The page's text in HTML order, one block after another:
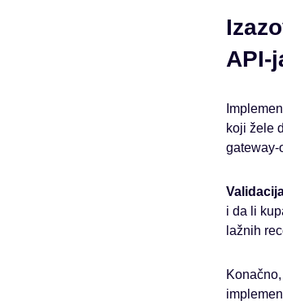
API-
koji žele
gateway-
i da li
lažnih
Konačno,